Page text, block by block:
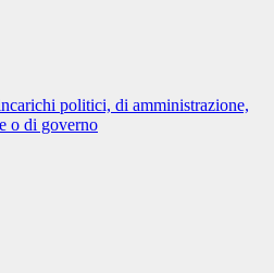
politici, di amministrazione,
o di governo